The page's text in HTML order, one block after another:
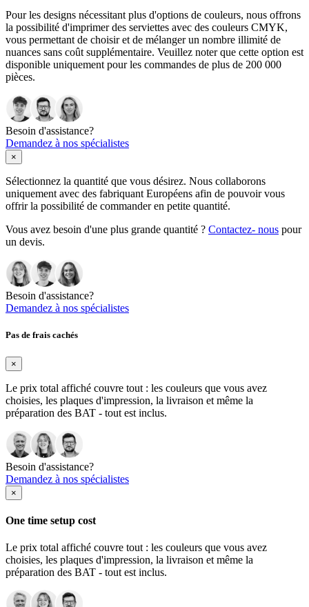
Pour les designs nécessitant plus d'options de couleurs, nous offrons
la possibilité d'imprimer des serviettes avec des couleurs CMYK,
vous permettant de choisir et de mélanger un nombre illimité de
nuances sans coût supplémentaire. Veuillez noter que cette option est
disponible uniquement pour les commandes de plus de 200 000
pièces.
Besoin d'assistance?
Demandez à nos spécialistes
×
Sélectionnez la quantité que vous désirez. Nous collaborons
uniquement avec des fabriquant Européens afin de pouvoir vous
offrir la possibilité de commander en petite quantité.
Vous avez besoin d'une plus grande quantité ? Contactez- nous pour
un devis.
Besoin d'assistance?
Demandez à nos spécialistes
Pas de frais cachés
×
Le prix total affiché couvre tout : les couleurs que vous avez
choisies, les plaques d'impression, la livraison et même la
préparation des BAT - tout est inclus.
Besoin d'assistance?
Demandez à nos spécialistes
×
One time setup cost
Le prix total affiché couvre tout : les couleurs que vous avez
choisies, les plaques d'impression, la livraison et même la
préparation des BAT - tout est inclus.